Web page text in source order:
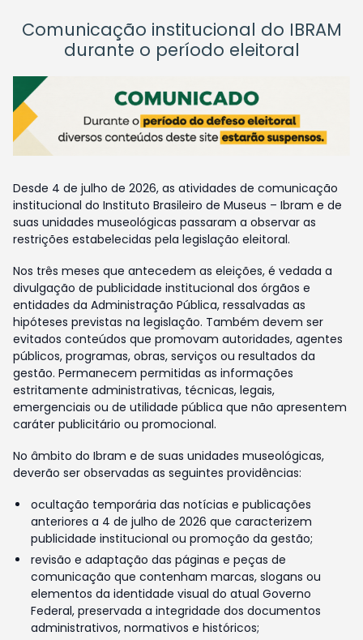
Comunicação institucional do IBRAM
durante o período eleitoral
Desde 4 de julho de 2026, as atividades de comunicação
institucional do Instituto Brasileiro de Museus – Ibram e de
suas unidades museológicas passaram a observar as
restrições estabelecidas pela legislação eleitoral.
Nos três meses que antecedem as eleições, é vedada a
divulgação de publicidade institucional dos órgãos e
entidades da Administração Pública, ressalvadas as
hipóteses previstas na legislação. Também devem ser
evitados conteúdos que promovam autoridades, agentes
públicos, programas, obras, serviços ou resultados da
gestão. Permanecem permitidas as informações
estritamente administrativas, técnicas, legais,
emergenciais ou de utilidade pública que não apresentem
caráter publicitário ou promocional.
No âmbito do Ibram e de suas unidades museológicas,
deverão ser observadas as seguintes providências:
ocultação temporária das notícias e publicações
anteriores a 4 de julho de 2026 que caracterizem
publicidade institucional ou promoção da gestão;
revisão e adaptação das páginas e peças de
comunicação que contenham marcas, slogans ou
elementos da identidade visual do atual Governo
Federal, preservada a integridade dos documentos
administrativos, normativos e históricos;